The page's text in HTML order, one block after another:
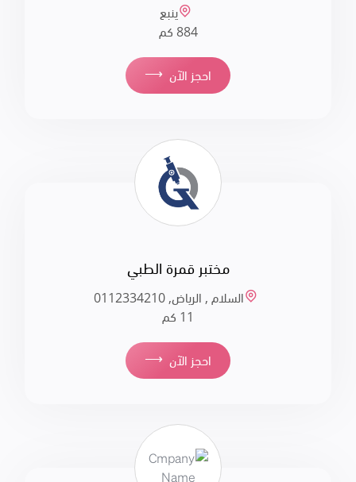
ينبع
884 كم
⟶ احجز الآن
مختبر قمرة الطبي
السلام , الرياض, 011‪2334210
11 كم
⟶ احجز الآن